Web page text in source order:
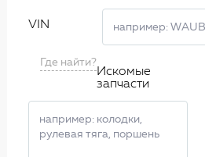
VIN
Где найти?
Искомые
запчасти